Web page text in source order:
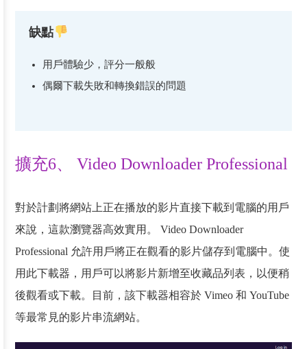
缺點
用戶體驗少，評分一般般
偶爾下載失敗和轉換錯誤的問題
擴充6、 Video Downloader Professional
對於計劃將網站上正在播放的影片直接下載到電腦的用戶
來說，這款瀏覽器高效實用。 Video Downloader
Professional 允許用戶將正在觀看的影片儲存到電腦中。使
用此下載器，用戶可以將影片新增至收藏品列表，以便稍
後觀看或下載。目前，該下載器相容於 Vimeo 和 YouTube
等最常見的影片串流網站。